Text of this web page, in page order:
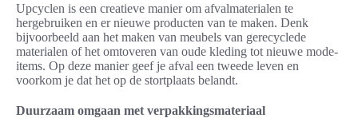
Upcyclen is een creatieve manier om afvalmaterialen te
hergebruiken en er nieuwe producten van te maken. Denk
bijvoorbeeld aan het maken van meubels van gerecyclede
materialen of het omtoveren van oude kleding tot nieuwe mode-
items. Op deze manier geef je afval een tweede leven en
voorkom je dat het op de stortplaats belandt.
Duurzaam omgaan met verpakkingsmateriaal